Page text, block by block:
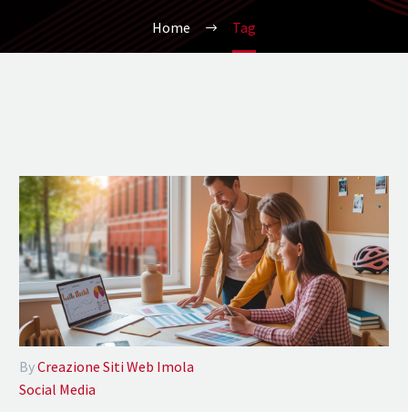
Home Tag
ByCreazione Siti Web Imola
Social Media